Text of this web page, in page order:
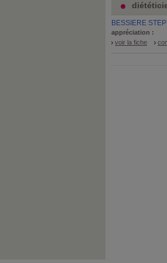
BESSIERE
appréciation :
voir la fiche